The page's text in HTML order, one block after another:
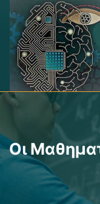
Μετάβαση
στο
περιεχόμενο
Οι